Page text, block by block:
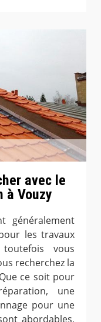
avec le
à Vouzy
généralement
les travaux
vous
recherchez la
ce soit pour
une
pour une
abordables,